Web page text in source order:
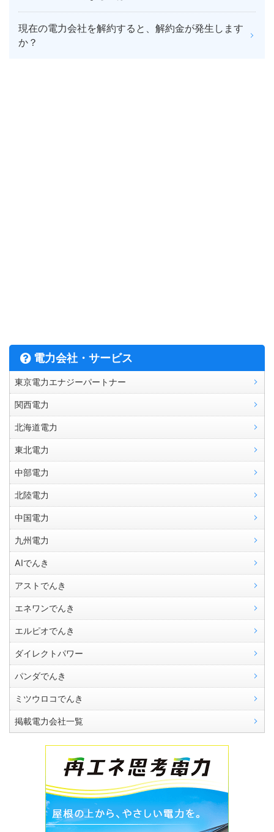
現在の電力会社を解約すると、解約金が発生します
か？
電力会社・サービス
東京電力エナジーパートナー
関西電力
北海道電力
東北電力
中部電力
北陸電力
中国電力
九州電力
AIでんき
アストでんき
エネワンでんき
エルピオでんき
ダイレクトパワー
パンダでんき
ミツウロコでんき
掲載電力会社一覧